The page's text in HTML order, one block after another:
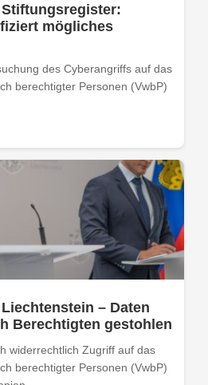
mögliches
des Cyberangriffs auf das
berechtigter Personen (VwbP)
– Daten
Berechtigten gestohlen
widerrechtlich Zugriff auf das
berechtigter Personen (VwbP)